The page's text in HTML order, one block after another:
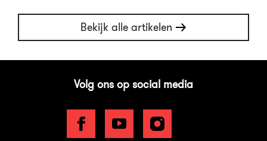
Bekijk alle artikelen
Volg ons op social media